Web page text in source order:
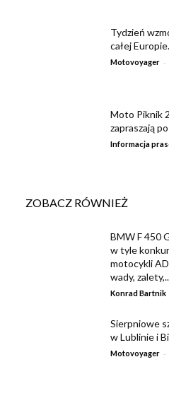
Tydzień
całej
Motovoyager -
Moto Piknik
zapraszają
Informacja
ZOBACZ RÓWNIEŻ
BMW F 450
w tyle
motocykli
wady,
Konrad Bartnik
Sierpniowe
w Lublinie i
Motovoyager -